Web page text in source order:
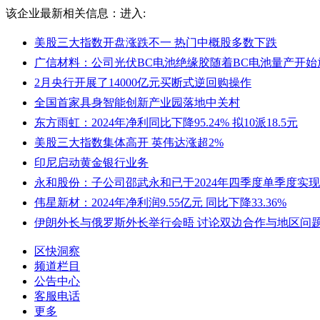
该企业最新相关信息： 进入:
美股三大指数开盘涨跌不一 热门中概股多数下跌
广信材料：公司光伏BC电池绝缘胶随着BC电池量产开始
2月央行开展了14000亿元买断式逆回购操作
全国首家具身智能创新产业园落地中关村
东方雨虹：2024年净利同比下降95.24% 拟10派18.5元
美股三大指数集体高开 英伟达涨超2%
印尼启动黄金银行业务
永和股份：子公司邵武永和已于2024年四季度单季度实现
伟星新材：2024年净利润9.55亿元 同比下降33.36%
伊朗外长与俄罗斯外长举行会晤 讨论双边合作与地区问
区快洞察
频道栏目
公告中心
客服电话
更多